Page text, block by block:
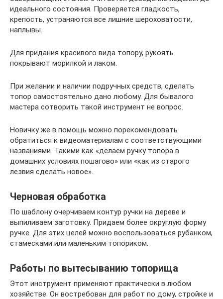
идеального состояния. Проверяется гладкость,
крепость, устраняются все лишние шероховатости,
наплывы.
Для придания красивого вида топору, рукоять
покрывают морилкой и лаком.
При желании и наличии подручных средств, сделать
топор самостоятельно дано любому. Для бывалого
мастера сотворить такой инструмент не вопрос.
Новичку же в помощь можно порекомендовать
обратиться к видеоматериалам с соответствующими
названиями. Такими как «делаем ручку топора в
домашних условиях пошагово» или «как из старого
лезвия сделать новое».
Черновая обработка
По шаблону очерчиваем контур ручки на дереве и
выпиливаем заготовку. Придаем более округлую форму
ручке. Для этих целей можно воспользоваться рубанком,
стамесками или маленьким топориком.
Работы по вытесыванию топорища
Этот инструмент применяют практически в любом
хозяйстве. Он востребован для работ по дому, стройке и